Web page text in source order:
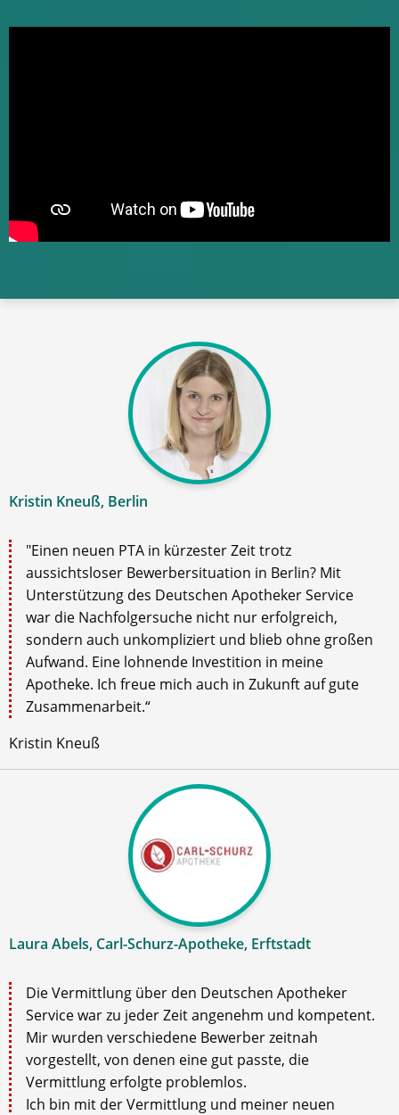
Kristin Kneuß, Berlin
"Einen neuen PTA in kürzester Zeit trotz
aussichtsloser Bewerbersituation in Berlin? Mit
Unterstützung des Deutschen Apotheker Service
war die Nachfolgersuche nicht nur erfolgreich,
sondern auch unkompliziert und blieb ohne großen
Aufwand. Eine lohnende Investition in meine
Apotheke. Ich freue mich auch in Zukunft auf gute
Zusammenarbeit.“
Kristin Kneuß
Laura Abels, Carl-Schurz-Apotheke, Erftstadt
Die Vermittlung über den Deutschen Apotheker
Service war zu jeder Zeit angenehm und kompetent.
Mir wurden verschiedene Bewerber zeitnah
vorgestellt, von denen eine gut passte, die
Vermittlung erfolgte problemlos.
Ich bin mit der Vermittlung und meiner neuen